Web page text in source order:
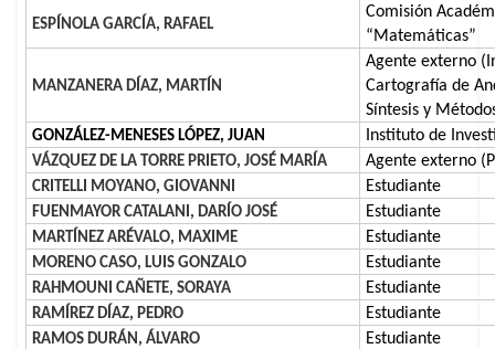
ESPÍNOLA GARCÍA, RAFAEL
Comisión
“Matemáticas”
MANZANERA DÍAZ, MARTÍN
Agente externo
Cartografía de
Síntesis y
GONZÁLEZ-MENESES LÓPEZ, JUAN Instituto de
VÁZQUEZ DE LA TORRE PRIETO, JOSÉ MARÍA Agente externo
CRITELLI MOYANO, GIOVANNI Estudiante
FUENMAYOR CATALANI, DARÍO JOSÉ Estudiante
MARTÍNEZ ARÉVALO, MAXIME Estudiante
MORENO CASO, LUIS GONZALO Estudiante
RAHMOUNI CAÑETE, SORAYA Estudiante
RAMÍREZ DÍAZ, PEDRO Estudiante
RAMOS DURÁN, ÁLVARO Estudiante